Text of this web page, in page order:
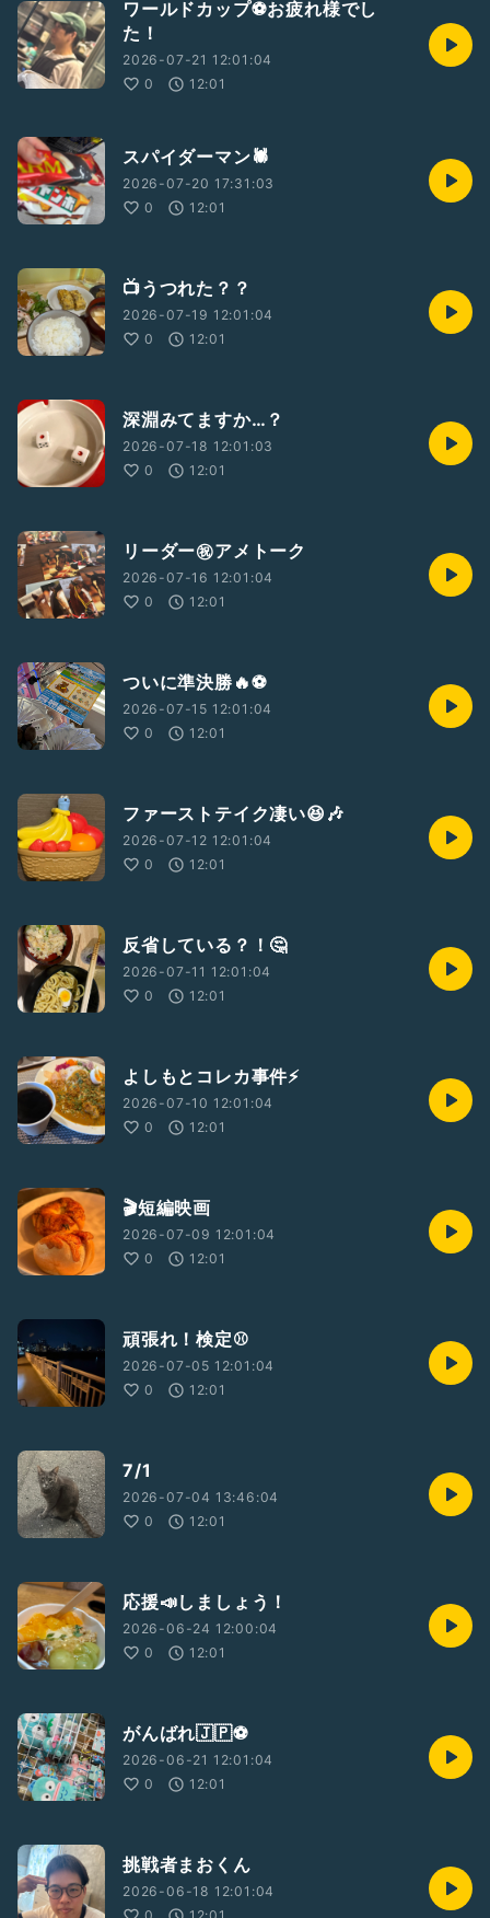
ワールドカップ⚽️お疲れ様でし
た！
2026-07-21 12:01:04
0
12:01
スパイダーマン🕷️
2026-07-20 17:31:03
0
12:01
📺うつれた？？
2026-07-19 12:01:04
0
12:01
深淵みてますか…？
2026-07-18 12:01:03
0
12:01
リーダー㊗️アメトーク
2026-07-16 12:01:04
0
12:01
ついに準決勝🔥⚽️
2026-07-15 12:01:04
0
12:01
ファーストテイク凄い😆🎶
2026-07-12 12:01:04
0
12:01
反省している？！🤔
2026-07-11 12:01:04
0
12:01
よしもとコレカ事件⚡️
2026-07-10 12:01:04
0
12:01
🎬短編映画
2026-07-09 12:01:04
0
12:01
頑張れ！検定⚾️
2026-07-05 12:01:04
0
12:01
7/1
2026-07-04 13:46:04
0
12:01
応援📣しましょう！
2026-06-24 12:00:04
0
12:01
がんばれ🇯🇵⚽️
2026-06-21 12:01:04
0
12:01
挑戦者まおくん
2026-06-18 12:01:04